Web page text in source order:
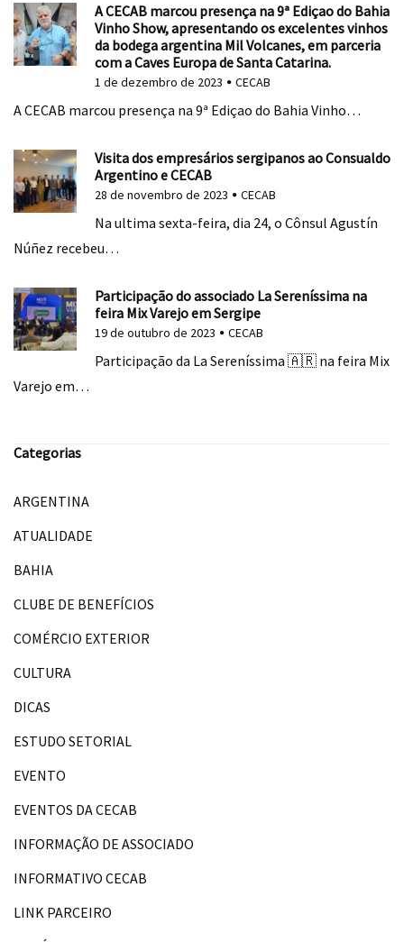
A CECAB marcou presença na 9ª Ediçao do Bahia
Vinho Show, apresentando os excelentes vinhos
da bodega argentina Mil Volcanes, em parceria
com a Caves Europa de Santa Catarina.
1 de dezembro de 2023 CECAB
A CECAB marcou presença na 9ª Ediçao do Bahia Vinho…
Visita dos empresários sergipanos ao Consualdo
Argentino e CECAB
28 de novembro de 2023 CECAB
Na ultima sexta-feira, dia 24, o Cônsul Agustín
Núñez recebeu…
Participação do associado La Sereníssima na
feira Mix Varejo em Sergipe
19 de outubro de 2023 CECAB
Participação da La Sereníssima 🇦🇷 na feira Mix
Varejo em…
Categorias
ARGENTINA
ATUALIDADE
BAHIA
CLUBE DE BENEFÍCIOS
COMÉRCIO EXTERIOR
CULTURA
DICAS
ESTUDO SETORIAL
EVENTO
EVENTOS DA CECAB
INFORMAÇÃO DE ASSOCIADO
INFORMATIVO CECAB
LINK PARCEIRO